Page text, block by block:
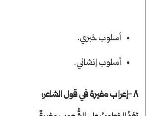
أسلوب خبري.
أسلوب إنشائي.
٨ -إعراب مغيرة في قول الشاعر: